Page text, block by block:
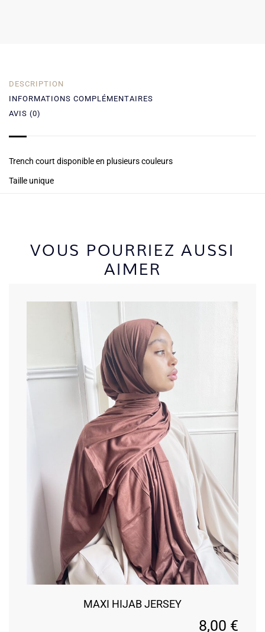
DESCRIPTION
INFORMATIONS COMPLÉMENTAIRES
AVIS (0)
Trench court disponible en plusieurs couleurs
Taille unique
VOUS POURRIEZ AUSSI
AIMER
MAXI HIJAB JERSEY
8,00 €